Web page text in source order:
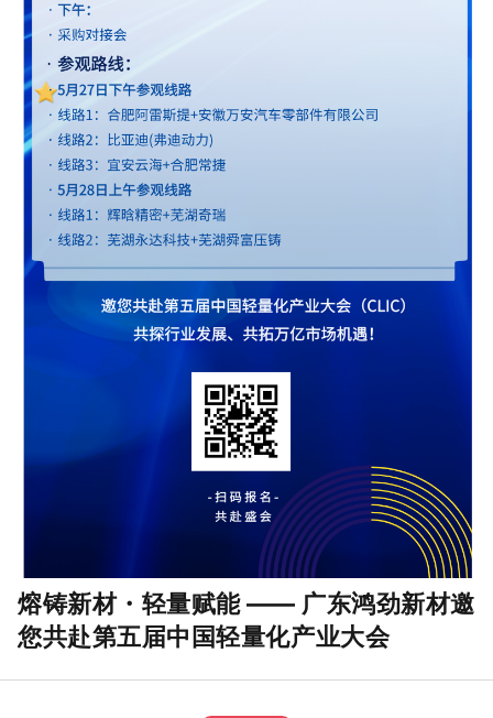
熔铸新材・轻量赋能—— 广东鸿劲新材邀
您共赴第五届中国轻量化产业大会